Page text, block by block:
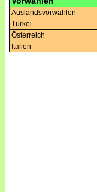
Auslandsvorwahlen
Türkei
Österreich
Italien